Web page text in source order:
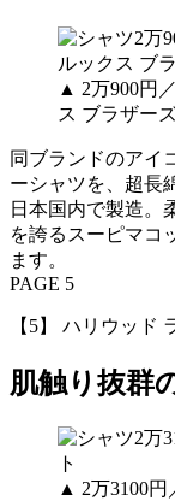
▲ 2万900円
ス ブラザー
同ブランドのアイ
ーシャツを、超長
日本国内で製造。
を誇るスーピマコ
ます。
PAGE 5
【5】 ハリウッド
肌触り抜群
▲ 2万3100円